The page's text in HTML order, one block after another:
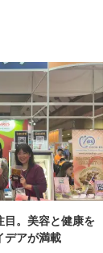
目。美容と健康を
デアが満載